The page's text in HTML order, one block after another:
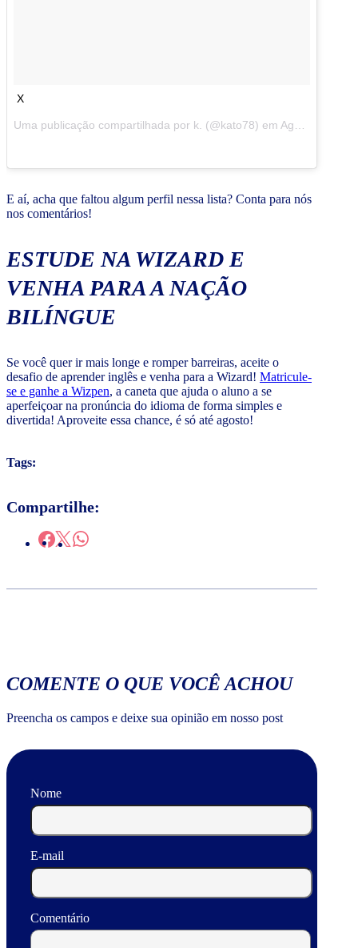
X
Uma publicação compartilhada por k. (@kato78) em Ago 18, 2016 às 4:07 PDT
E aí, acha que faltou algum perfil nessa lista? Conta para nós
nos comentários!
ESTUDE NA WIZARD E
VENHA PARA A NAÇÃO
BILÍNGUE
Se você quer ir mais longe e romper barreiras, aceite o
desafio de aprender inglês e venha para a Wizard! Matricule-
se e ganhe a Wizpen, a caneta que ajuda o aluno a se
aperfeiçoar na pronúncia do idioma de forma simples e
divertida! Aproveite essa chance, é só até agosto!
Tags:
Compartilhe:
COMENTE O QUE VOCÊ ACHOU
Preencha os campos e deixe sua opinião em nosso post
Nome
E-mail
Comentário